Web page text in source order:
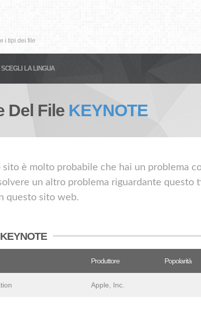
i tipi dei file
SCEGLI LA LINGUA
Del File KEYNOTE
è molto probabile che hai un problema
un altro problema riguardante
questo sito web.
Produttore Popolarità
Apple, Inc.